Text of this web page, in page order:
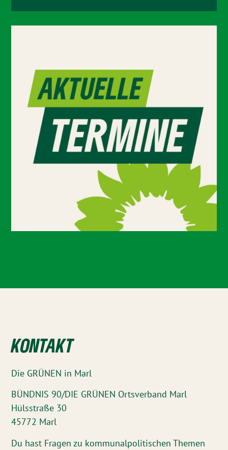
KONTAKT
Die GRÜNEN in Marl
BÜNDNIS 90/DIE GRÜNEN Ortsverband Marl
Hülsstraße 30
45772 Marl
Du hast Fragen zu kommunalpolitischen Themen